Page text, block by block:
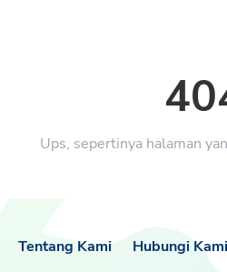
Ups, sepertinya halaman
Tentang Kami Hubungi Kami